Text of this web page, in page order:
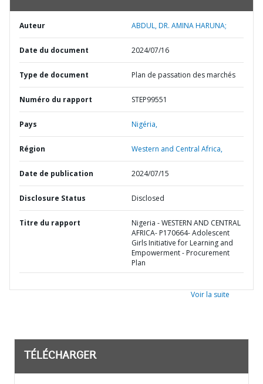
Auteur ABDUL, DR. AMINA HARUNA;
Date du document 2024/07/16
Type de document Plan de passation des marchés
Numéro du rapport STEP99551
Pays Nigéria,
Région Western and Central Africa,
Date de publication 2024/07/15
Disclosure Status Disclosed
Titre du rapport
Nigeria - WESTERN AND CENTRAL
AFRICA- P170664- Adolescent
Girls Initiative for Learning and
Empowerment - Procurement
Plan
Voir la suite
TÉLÉCHARGER